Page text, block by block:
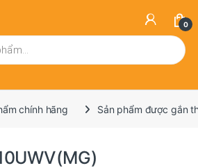
0
chính hãng Sản phẩm được gắn